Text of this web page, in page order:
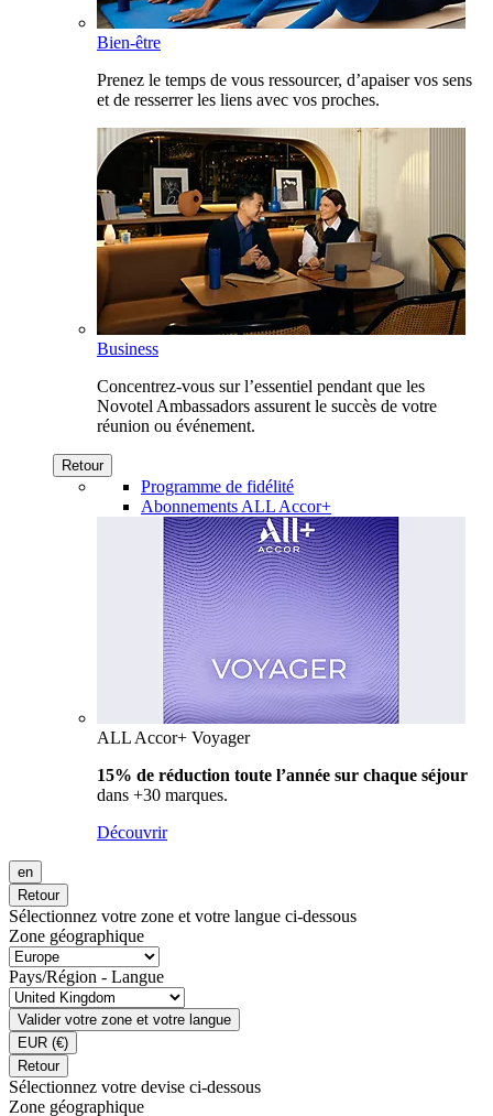
Bien-être
Prenez le temps de vous ressourcer, d’apaiser vos sens
et de resserrer les liens avec vos proches.
Business
Concentrez-vous sur l’essentiel pendant que les
Novotel Ambassadors assurent le succès de votre
réunion ou événement.
Retour
Programme de fidélité
Abonnements ALL Accor+
ALL Accor+ Voyager
15% de réduction toute l’année sur chaque séjour
dans +30 marques.
Découvrir
en
Retour
Sélectionnez votre zone et votre langue ci-dessous
Zone géographique
Pays/Région - Langue
Valider votre zone et votre langue
EUR (€)
Retour
Sélectionnez votre devise ci-dessous
Zone géographique